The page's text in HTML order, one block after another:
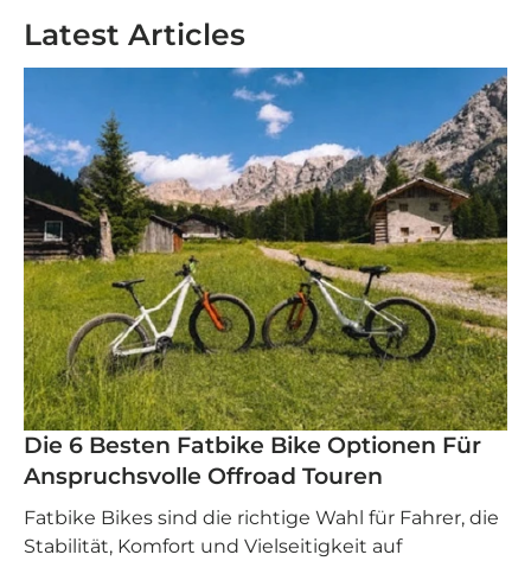
Latest Articles
Die 6 Besten Fatbike Bike Optionen Für
Anspruchsvolle Offroad Touren
Fatbike Bikes sind die richtige Wahl für Fahrer, die
Stabilität, Komfort und Vielseitigkeit auf